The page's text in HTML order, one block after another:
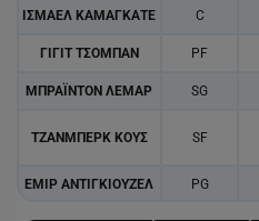
ΙΣΜΑΕΛ ΚΑΜΑΓΚΑΤΕ C
ΓΙΓΙΤ ΤΣΟΜΠΑΝ PF
ΜΠΡΑΪΝΤΟΝ ΛΕΜΑΡ SG
ΤΖΑΝΜΠΕΡΚ ΚΟΥΣ SF
ΕΜΙΡ ΑΝΤΙΓΚΙΟΥΖΕΛ PG